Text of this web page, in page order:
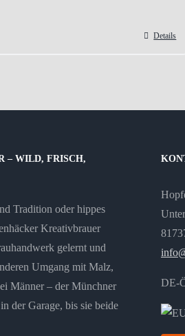
Details
– WILD, FRISCH,
Tradition oder hippes
Kreativbrauer
gelernt und
Umgang mit Malz,
Männer – der Münchner
der Garage, bis sie beide
DE-